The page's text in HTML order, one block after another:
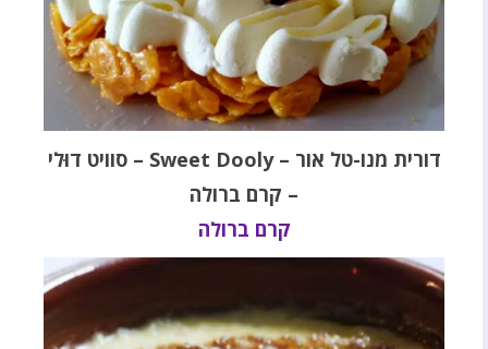
דורית מנו-טל אור – Sweet Dooly – סוויט דוּלי
– קרם ברולה
קרם ברולה